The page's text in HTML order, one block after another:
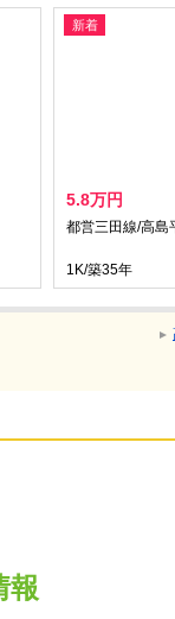
新着
5.8万円
都営三田線/高島
1K/築35年
報